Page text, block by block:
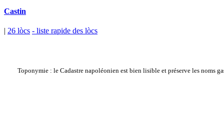
Castin
| 26 lòcs - liste rapide des lòcs
Toponymie : le Cadastre napoléonien est bien lisible et préserve les noms